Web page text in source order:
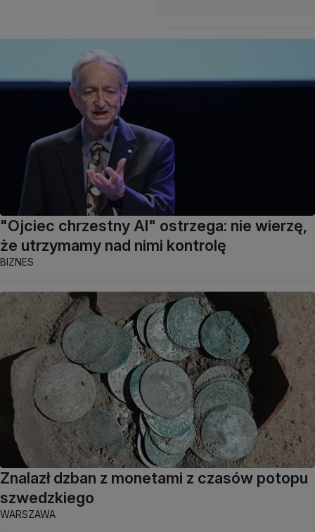
"Ojciec chrzestny AI" ostrzega: nie wierzę,
że utrzymamy nad nimi kontrolę
BIZNES
Znalazł dzban z monetami z czasów potopu
szwedzkiego
WARSZAWA